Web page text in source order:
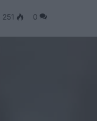
0
251